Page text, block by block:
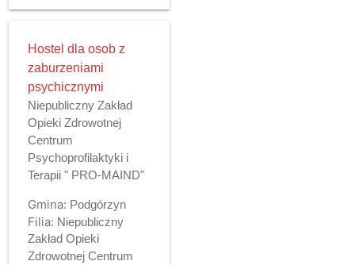
Hostel dla osob z
zaburzeniami
psychicznymi
Niepubliczny Zakład
Opieki Zdrowotnej
Centrum
Psychoprofilaktyki i
Terapii " PRO-MAIND"
Gmina: Podgórzyn
Filia: Niepubliczny
Zakład Opieki
Zdrowotnej Centrum